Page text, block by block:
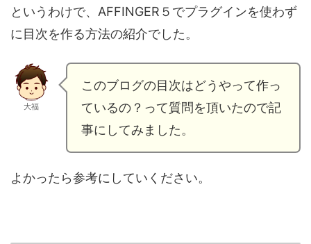
というわけで、AFFINGER５でプラグインを使わず
に目次を作る方法の紹介でした。
大福
このブログの目次はどうやって作っ
ているの？って質問を頂いたので記
事にしてみました。
よかったら参考にしていください。